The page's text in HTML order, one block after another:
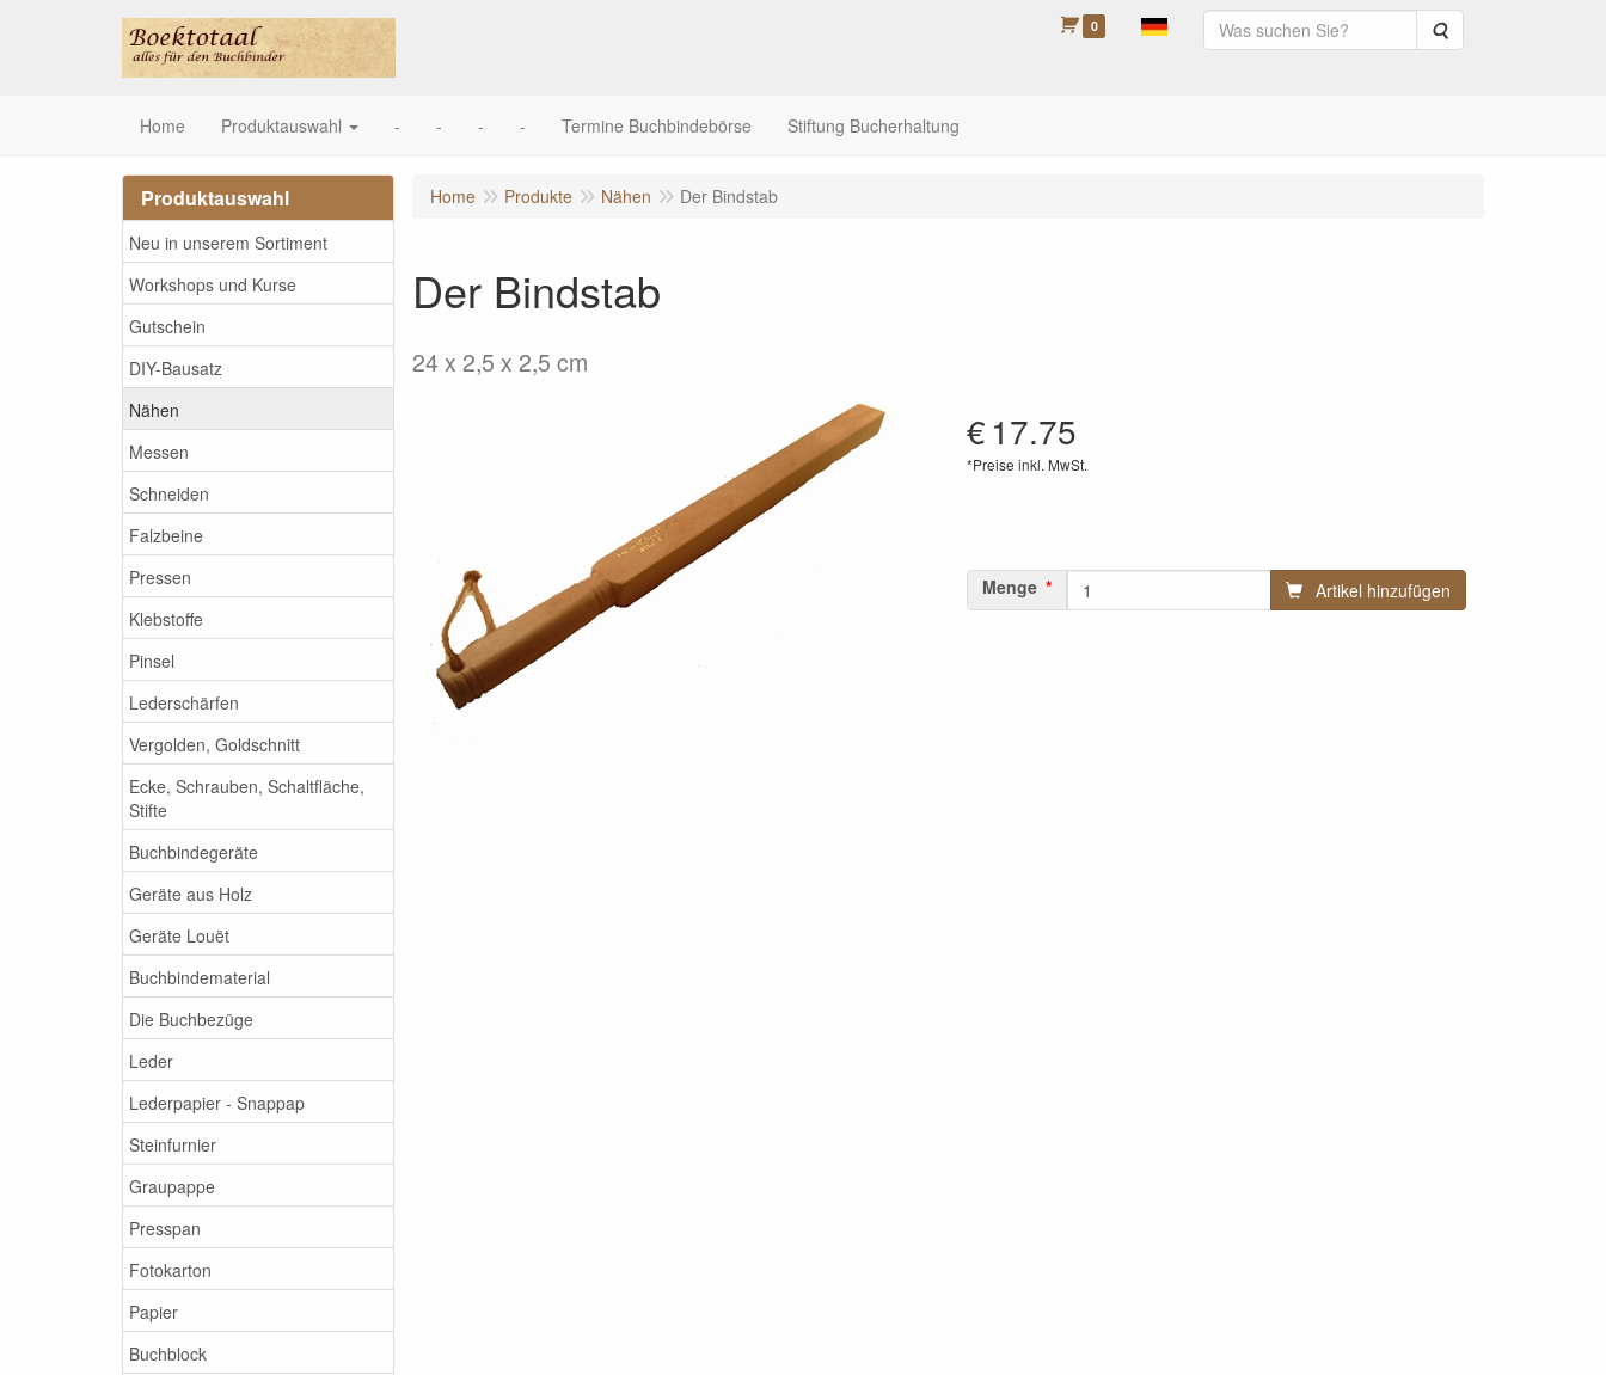
0 Suche
Home Produktauswahl - - - - Termine Buchbindebörse Stiftung Bucherhaltung
Produktauswahl
Neu in unserem Sortiment
Workshops und Kurse
Gutschein
DIY-Bausatz
Nähen
Messen
Schneiden
Falzbeine
Pressen
Klebstoffe
Pinsel
Lederschärfen
Vergolden, Goldschnitt
Ecke, Schrauben, Schaltfläche,
Stifte
Buchbindegeräte
Geräte aus Holz
Geräte Louët
Buchbindematerial
Die Buchbezüge
Leder
Lederpapier - Snappap
Steinfurnier
Graupappe
Presspan
Fotokarton
Papier
Buchblock
Home Produkte Nähen Der Bindstab
Der Bindstab
24 x 2,5 x 2,5 cm
€17.75
*Preise inkl. MwSt.
Menge Artikel hinzufügen